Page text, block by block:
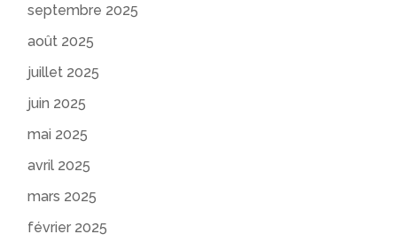
septembre 2025
août 2025
juillet 2025
juin 2025
mai 2025
avril 2025
mars 2025
février 2025